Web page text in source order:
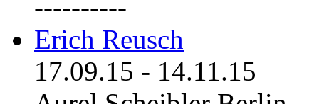
----------
Erich Reusch
17.09.15 - 14.11.15